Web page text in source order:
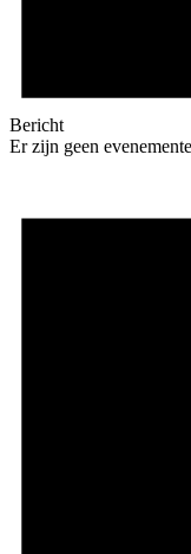
Bericht
Er zijn geen